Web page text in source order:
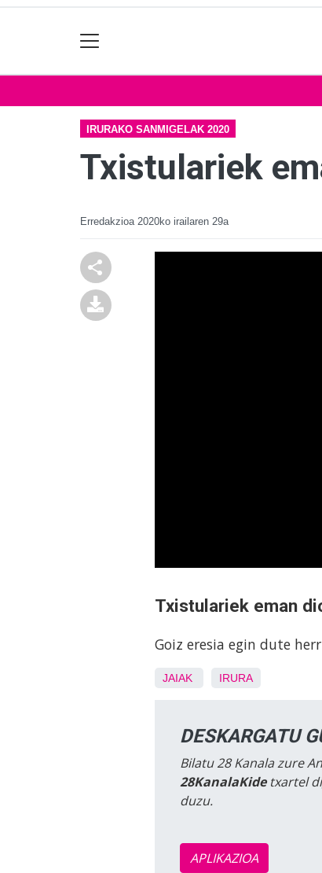
IRURAKO SANMIGELAK 2020
Txistulariek
Erredakzioa 2020ko irailaren 29a
Txistulariek eman
Goiz eresia egin dute
JAIAK IRURA
DESKARGATU
Bilatu 28 Kanala zure
28KanalaKidetxartel
duzu.
APLIKAZIOA